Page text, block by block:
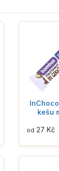
kešu
od 27 Kč